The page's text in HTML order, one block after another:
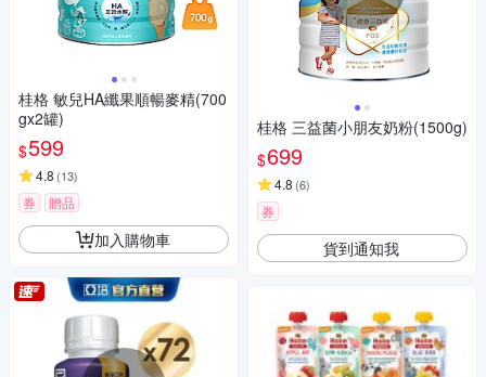
桂格 敏兒HA纖果順暢麥精(700
gx2罐)
$599
4.8 (13)
券 贈品
加入購物車
桂格 三益菌小朋友奶粉(1500g)
$699
4.8 (6)
券
貨到通知我